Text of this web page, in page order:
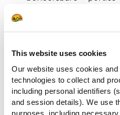
This website uses cookies
Our website uses cookies
technologies to collect and
including personal identifiers
and session details). We use
purposes, including
bereiding kun je als
houden over je
optimaliseren.